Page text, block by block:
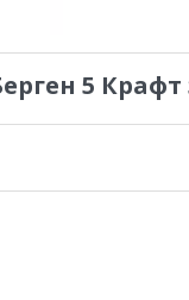
5 Крафт